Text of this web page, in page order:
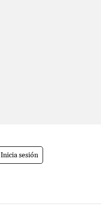
Inicia sesión